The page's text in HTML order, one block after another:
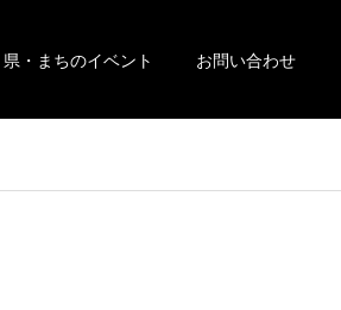
県・まちのイベント お問い合わせ